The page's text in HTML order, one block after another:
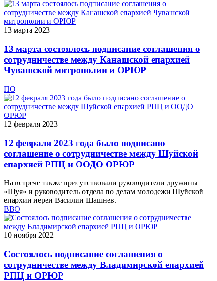
13 марта 2023
13 марта состоялось подписание соглашения о
сотрудничестве между Канашской епархией
Чувашской митрополии и ОРЮР
ПО
12 февраля 2023
12 февраля 2023 года было подписано
соглашение о сотрудничестве между Шуйской
епархией РПЦ и ООДО ОРЮР
На встрече также присутствовали руководители дружины
«Шуя» и руководитель отдела по делам молодежи Шуйской
епархии иерей Василий Шашнев.
ВВО
10 ноября 2022
Состоялось подписание соглашения о
сотрудничестве между Владимирской епархией
РПЦ и ОРЮР